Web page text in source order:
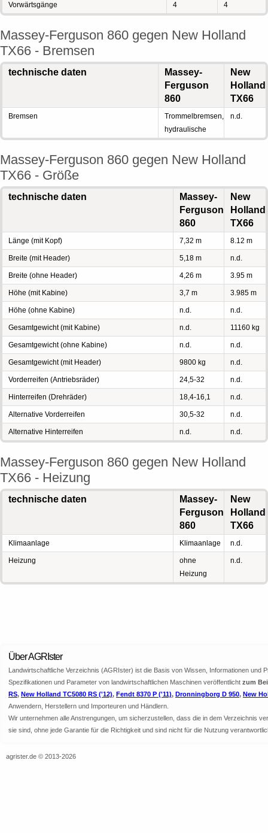
Vorwärtsgänge 4 4
Massey-Ferguson 860 gegen New Holland
TX66 - Bremsen
technische daten
Massey-
Ferguson
860
New
Holland
TX66
Bremsen
Trommelbremsen,
hydraulische
n.d.
Massey-Ferguson 860 gegen New Holland
TX66 - Größe
technische daten
Massey-
Ferguson
860
New
Holland
TX66
Länge (mit Kopf) 7,32 m 8.12 m
Breite (mit Header) 5,18 m n.d.
Breite (ohne Header) 4,26 m 3.95 m
Höhe (mit Kabine) 3,7 m 3.985 m
Höhe (ohne Kabine) n.d. n.d.
Gesamtgewicht (mit Kabine) n.d. 11160 kg
Gesamtgewicht (ohne Kabine) n.d. n.d.
Gesamtgewicht (mit Header) 9800 kg n.d.
Vorderreifen (Antriebsräder) 24,5-32 n.d.
Hinterreifen (Drehräder) 18,4-16,1 n.d.
Alternative Vorderreifen 30,5-32 n.d.
Alternative Hinterreifen n.d. n.d.
Massey-Ferguson 860 gegen New Holland
TX66 - Heizung
technische daten
Massey-
Ferguson
860
New
Holland
TX66
Klimaanlage Klimaanlage n.d.
Heizung
ohne
Heizung
n.d.
Über AGRIster
Landwirtschaftliche Verzeichnis (AGRIster) ist die Basis von Wissen, Informationen
Spezifikationen und Parameter von landwirtschaftlichen Maschinen veröffentlicht zum
RS, New Holland TC5080 RS ('12), Fendt 8370 P ('11), Dronningborg D 950, New
Anwendern, Herstellern und Importeuren und Händlern.
Wir unternehmen alle Anstrengungen, um sicherzustellen, dass die in dem Verzeichnis
sie sind, ohne jede Garantie für die Richtigkeit und sind nicht für die Nutzung
agrister.de © 2013-2026